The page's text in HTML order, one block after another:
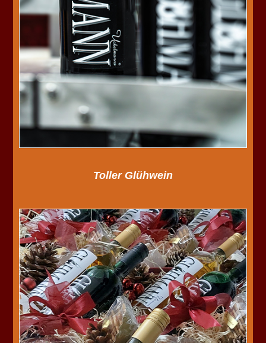
Toller Glühwein